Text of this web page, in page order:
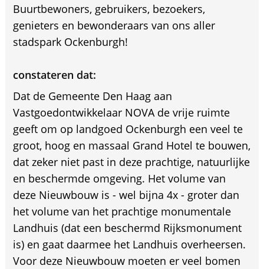
Buurtbewoners, gebruikers, bezoekers,
genieters en bewonderaars van ons aller
stadspark Ockenburgh!
constateren dat:
Dat de Gemeente Den Haag aan
Vastgoedontwikkelaar NOVA de vrije ruimte
geeft om op landgoed Ockenburgh een veel te
groot, hoog en massaal Grand Hotel te bouwen,
dat zeker niet past in deze prachtige, natuurlijke
en beschermde omgeving. Het volume van
deze Nieuwbouw is - wel bijna 4x - groter dan
het volume van het prachtige monumentale
Landhuis (dat een beschermd Rijksmonument
is) en gaat daarmee het Landhuis overheersen.
Voor deze Nieuwbouw moeten er veel bomen